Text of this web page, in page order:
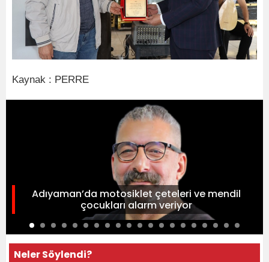
Kaynak : PERRE
Adıyaman’da motosiklet çeteleri ve mendil
çocukları alarm veriyor
Neler Söylendi?